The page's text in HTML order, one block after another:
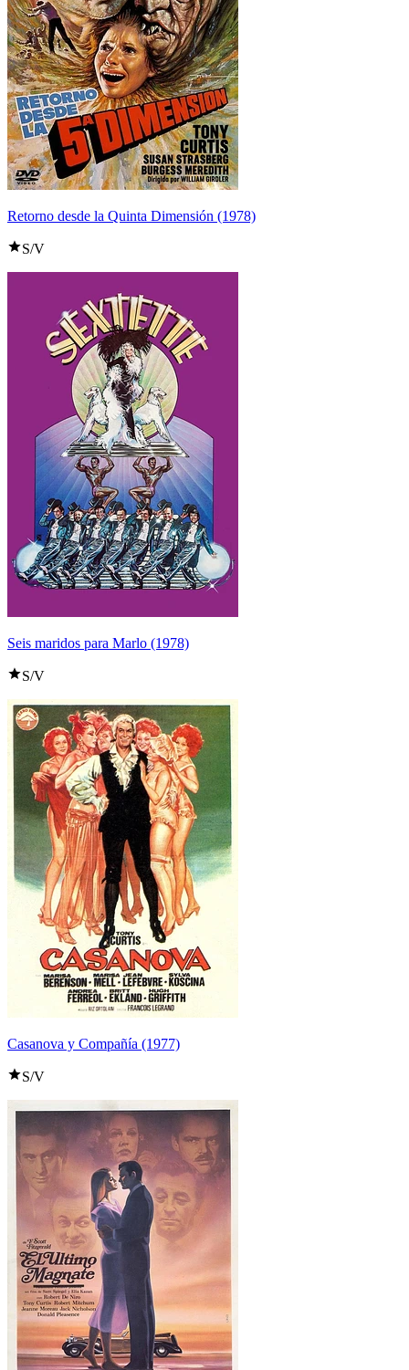
Retorno desde la Quinta Dimensión (1978)
S/V
Seis maridos para Marlo (1978)
S/V
Casanova y Compañía (1977)
S/V